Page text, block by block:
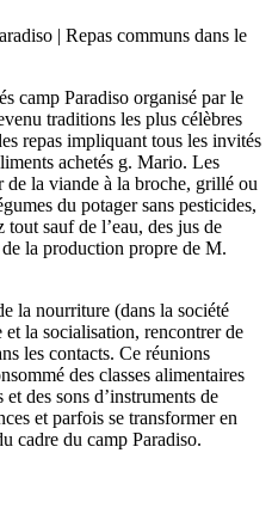
| Repas communs dans le
camp Paradiso organisé par le
traditions les plus célèbres
repas impliquant tous les invités
achetés g. Mario. Les
la viande à la broche, grillé ou
du potager sans pesticides,
sauf de l’eau, des jus de
la production propre de M.
la nourriture (dans la société
la socialisation, rencontrer de
les contacts. Ce réunions
des classes alimentaires
des sons d’instruments de
et parfois se transformer en
cadre du camp Paradiso.